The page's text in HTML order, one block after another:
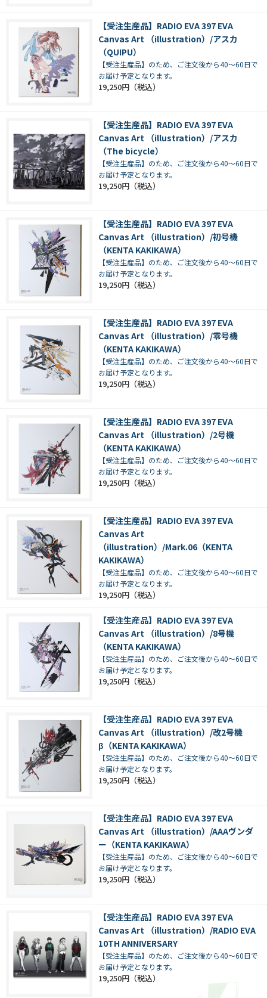
【受注生産品】RADIO EVA 397 EVA
Canvas Art （illustration）/アスカ
（QUIPU）
【受注生産品】のため、ご注文後から40～60日で
お届け予定となります。
19,250円
【受注生産品】RADIO EVA 397 EVA
Canvas Art （illustration）/アスカ
（The bicycle）
【受注生産品】のため、ご注文後から40～60日で
お届け予定となります。
19,250円
【受注生産品】RADIO EVA 397 EVA
Canvas Art （illustration）/初号機
（KENTA KAKIKAWA）
【受注生産品】のため、ご注文後から40～60日で
お届け予定となります。
19,250円
【受注生産品】RADIO EVA 397 EVA
Canvas Art （illustration）/零号機
（KENTA KAKIKAWA）
【受注生産品】のため、ご注文後から40～60日で
お届け予定となります。
19,250円
【受注生産品】RADIO EVA 397 EVA
Canvas Art （illustration）/2号機
（KENTA KAKIKAWA）
【受注生産品】のため、ご注文後から40～60日で
お届け予定となります。
19,250円
【受注生産品】RADIO EVA 397 EVA
Canvas Art
（illustration）/Mark.06（KENTA
KAKIKAWA）
【受注生産品】のため、ご注文後から40～60日で
お届け予定となります。
19,250円
【受注生産品】RADIO EVA 397 EVA
Canvas Art （illustration）/8号機
（KENTA KAKIKAWA）
【受注生産品】のため、ご注文後から40～60日で
お届け予定となります。
19,250円
【受注生産品】RADIO EVA 397 EVA
Canvas Art （illustration）/改2号機
β（KENTA KAKIKAWA）
【受注生産品】のため、ご注文後から40～60日で
お届け予定となります。
19,250円
【受注生産品】RADIO EVA 397 EVA
Canvas Art （illustration）/AAAヴンダ
ー（KENTA KAKIKAWA）
【受注生産品】のため、ご注文後から40～60日で
お届け予定となります。
19,250円
【受注生産品】RADIO EVA 397 EVA
Canvas Art （illustration）/RADIO EVA
10TH ANNIVERSARY
【受注生産品】のため、ご注文後から40～60日で
お届け予定となります。
19,250円